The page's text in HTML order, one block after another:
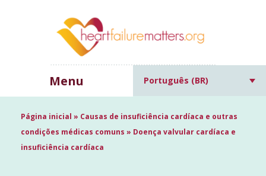
Menu Português (BR)
Página inicial » Causas de insuficiência cardíaca e outras
condições médicas comuns » Doença valvular cardíaca e
insuficiência cardíaca